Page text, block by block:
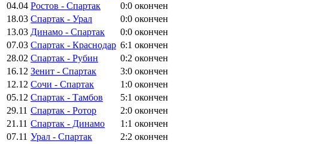
04.04 Ростов - Спартак 0:0 окончен
18.03 Спартак - Урал 0:0 окончен
13.03 Динамо - Спартак 0:0 окончен
07.03 Спартак - Краснодар 6:1 окончен
28.02 Спартак - Рубин 0:2 окончен
16.12 Зенит - Спартак 3:0 окончен
12.12 Сочи - Спартак 1:0 окончен
05.12 Спартак - Тамбов 5:1 окончен
29.11 Спартак - Ротор 2:0 окончен
21.11 Спартак - Динамо 1:1 окончен
07.11 Урал - Спартак 2:2 окончен